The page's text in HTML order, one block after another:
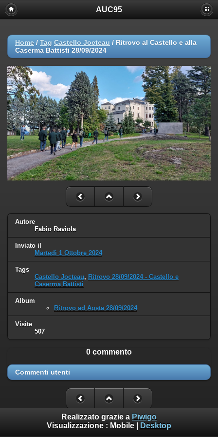
AUC95
Home / Tag Castello Jocteau / Ritrovo al Castello e alla
Caserma Battisti 28/09/2024
Autore
Fabio Raviola
Inviato il
Martedì 1 Ottobre 2024
Tags
Castello Jocteau, Ritrovo 28/09/2024 - Castello e
Caserma Battisti
Album
Ritrovo ad Aosta 28/09/2024
Visite
507
0 commento
Commenti utenti
Realizzato grazie a Piwigo
Visualizzazione : Mobile Desktop